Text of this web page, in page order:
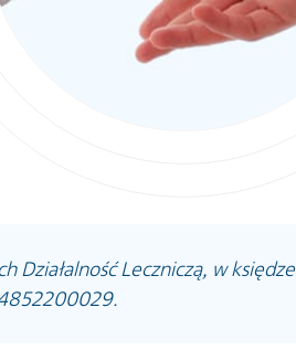
Działalność Leczniczą, w księdze